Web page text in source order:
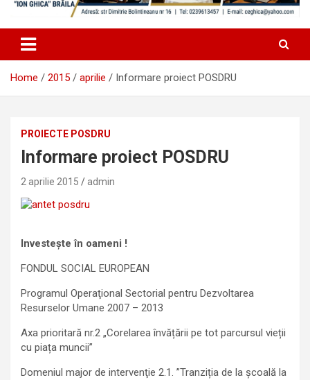
Home 2015 aprilie Informare proiect POSDRU
PROIECTE POSDRU
Informare proiect POSDRU
2 aprilie 2015 admin
Investeşte în oameni !
FONDUL SOCIAL EUROPEAN
Programul Operaţional Sectorial pentru Dezvoltarea
Resurselor Umane 2007 – 2013
Axa prioritară nr.2 „Corelarea învățării pe tot parcursul vieții
cu piața muncii”
Domeniul major de intervenţie 2.1. ”Tranziția de la școală la